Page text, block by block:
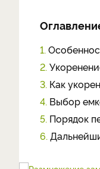
1.
2.
3. Как
4. Выбор
5. Порядок
6.